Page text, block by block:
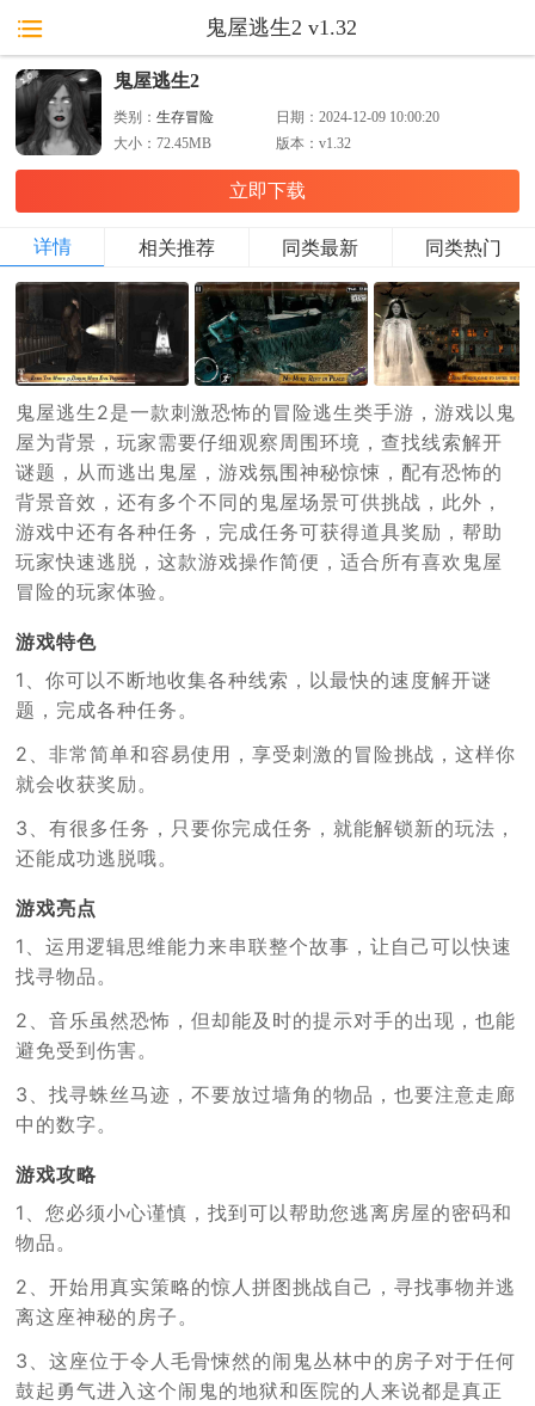
鬼屋逃生2 v1.32
鬼屋逃生2
类别：生存冒险 日期：2024-12-09 10:00:20
大小：72.45MB 版本：v1.32
立即下载
详情 相关推荐 同类最新 同类热门
鬼屋逃生2是一款刺激恐怖的冒险逃生类手游，游戏以鬼
屋为背景，玩家需要仔细观察周围环境，查找线索解开
谜题，从而逃出鬼屋，游戏氛围神秘惊悚，配有恐怖的
背景音效，还有多个不同的鬼屋场景可供挑战，此外，
游戏中还有各种任务，完成任务可获得道具奖励，帮助
玩家快速逃脱，这款游戏操作简便，适合所有喜欢鬼屋
冒险的玩家体验。
游戏特色
1、你可以不断地收集各种线索，以最快的速度解开谜
题，完成各种任务。
2、非常简单和容易使用，享受刺激的冒险挑战，这样你
就会收获奖励。
3、有很多任务，只要你完成任务，就能解锁新的玩法，
还能成功逃脱哦。
游戏亮点
1、运用逻辑思维能力来串联整个故事，让自己可以快速
找寻物品。
2、音乐虽然恐怖，但却能及时的提示对手的出现，也能
避免受到伤害。
3、找寻蛛丝马迹，不要放过墙角的物品，也要注意走廊
中的数字。
游戏攻略
1、您必须小心谨慎，找到可以帮助您逃离房屋的密码和
物品。
2、开始用真实策略的惊人拼图挑战自己，寻找事物并逃
离这座神秘的房子。
3、这座位于令人毛骨悚然的闹鬼丛林中的房子对于任何
鼓起勇气进入这个闹鬼的地狱和医院的人来说都是真正